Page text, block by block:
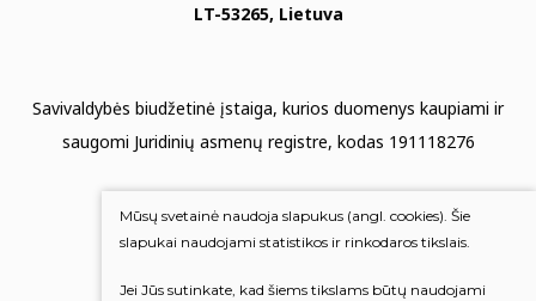
LT-53265, Lietuva
Savivaldybės biudžetinė įstaiga, kurios duomenys kaupiami ir
saugomi Juridinių asmenų registre, kodas 191118276
Duomenų apsauga
Mums rūpi Jūsų nuomonė
Įvertinkite mus
Mūsų svetainė naudoja slapukus (angl. cookies). Šie
slapukai naudojami statistikos ir rinkodaros tikslais.
Jei Jūs sutinkate, kad šiems tikslams būtų naudojami